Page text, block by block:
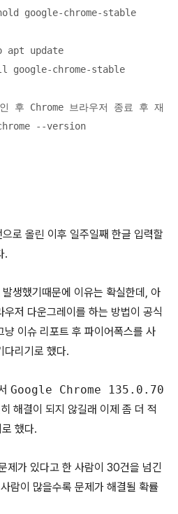
google-chrome-stable
apt update
google-chrome-stable
후 Chrome 브라우저 종료 후 재시
--version
로 올린 이후 일주일째 한글 입력할
.
생했기때문에 이유는 확실한데, 아
저 다운그레이를 하는 방법이 공식
이슈 리포트 후 파이어폭스를 사
다리기로 했다.
Google Chrome 135.0.70
해결이 되지 않길래 이제 좀 더 적
했다.
제가 있다고 한 사람이 30건을 넘긴
람이 많을수록 문제가 해결될 확률